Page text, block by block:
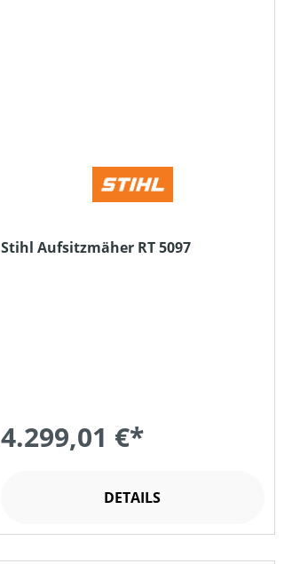
Stihl Aufsitzmäher RT 5097
4.299,01 €*
DETAILS